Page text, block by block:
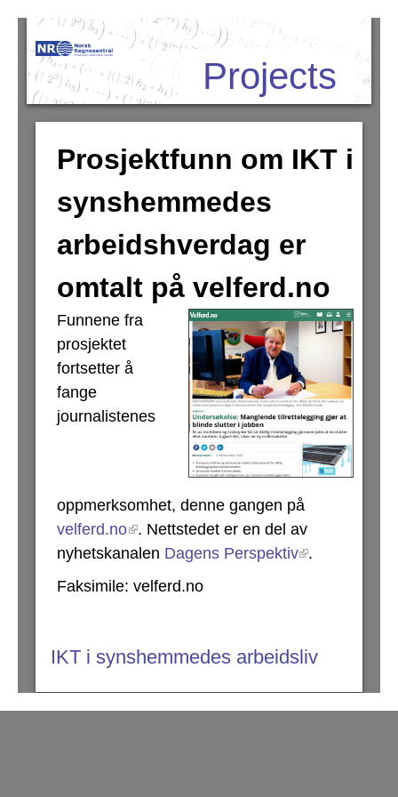
Hopp
hovedinnhold
Projects
Prosjektfunn om IKT i
synshemmedes
arbeidshverdag er
omtalt på velferd.no
Funnene fra
prosjektet
fortsetter å
fange
journalistenes
oppmerksomhet, denne gangen på
velferd.no
. Nettstedet er en del av
nyhetskanalen Dagens Perspektiv
.
Faksimile: velferd.no
IKT i synshemmedes arbeidsliv